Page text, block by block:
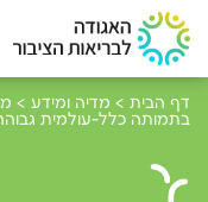
דף הבית > מדיה ומידע >
בתמותה כלל-עולמית